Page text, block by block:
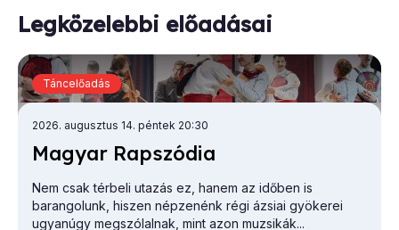
Legközelebbi előadásai
Ma­gyar Rap­szó­dia
2026. augusztus 14. péntek 20:30
Nem csak térbeli utazás ez, hanem az időben is
barangolunk, hiszen népzenénk régi ázsiai gyökerei
ugyanúgy megszólalnak, mint azon muzsikák...
Táncelőadás